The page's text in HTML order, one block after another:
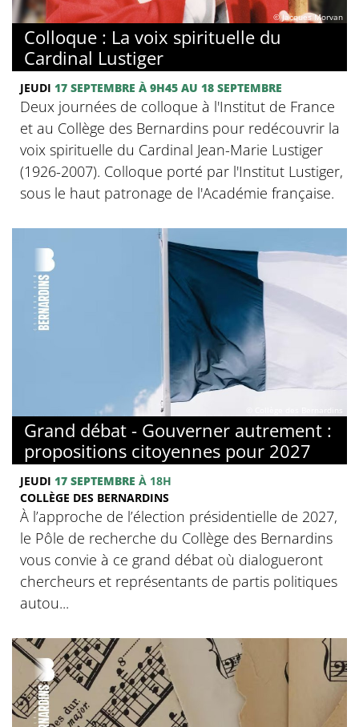
© Jacques Morvan
Colloque : La voix spirituelle du
Cardinal Lustiger
JEUDI 17 SEPTEMBRE À 9H45 AU 18 SEPTEMBRE
Deux journées de colloque à l'Institut de France
et au Collège des Bernardins pour redécouvrir la
voix spirituelle du Cardinal Jean-Marie Lustiger
(1926-2007). Colloque porté par l'Institut Lustiger,
sous le haut patronage de l'Académie française.
Grand débat - Gouverner autrement :
propositions citoyennes pour 2027
JEUDI 17 SEPTEMBRE À 18H
COLLÈGE DES BERNARDINS
À l’approche de l’élection présidentielle de 2027,
le Pôle de recherche du Collège des Bernardins
vous convie à ce grand débat où dialogueront
chercheurs et représentants de partis politiques
autou...